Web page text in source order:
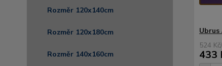
Rozměr 120x140cm
Rozměr 120x180cm
Rozměr 140x160cm
Ubrus
524 Kč/
433